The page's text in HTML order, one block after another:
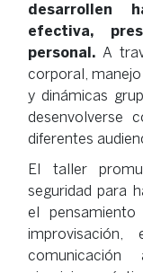
desarrollen
efectiva,
personal. A
corporal,
y dinámicas
desenvolverse
diferentes
El taller
seguridad para
el
comunicación